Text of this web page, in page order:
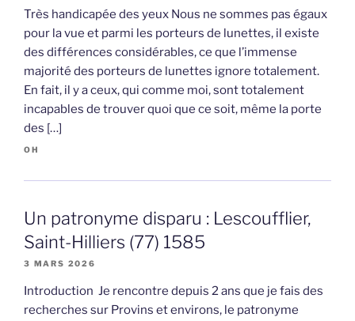
Très handicapée des yeux Nous ne sommes pas égaux
pour la vue et parmi les porteurs de lunettes, il existe
des différences considérables, ce que l’immense
majorité des porteurs de lunettes ignore totalement.
En fait, il y a ceux, qui comme moi, sont totalement
incapables de trouver quoi que ce soit, même la porte
des […]
OH
Un patronyme disparu : Lescoufflier,
Saint-Hilliers (77) 1585
3 MARS 2026
Introduction Je rencontre depuis 2 ans que je fais des
recherches sur Provins et environs, le patronyme